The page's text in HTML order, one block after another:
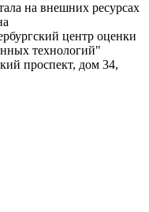
на внешних ресурсах
центр оценки
технологий"
проспект, дом 34,